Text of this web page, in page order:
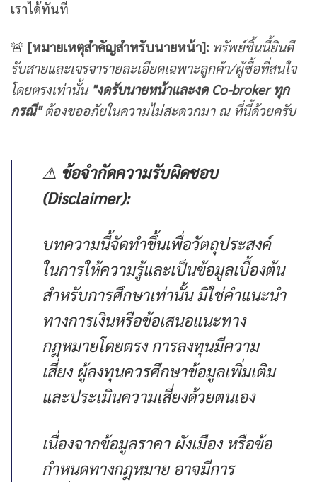
เราได้ทันที
🚨 [หมายเหตุสำคัญสำหรับนายหน้า]: ทรัพย์ชิ้นนี้ยินดี
รับสายและเจรจารายละเอียดเฉพาะลูกค้า/ผู้ซื้อที่สนใจ
โดยตรงเท่านั้น "งดรับนายหน้าและงด Co-brokerทุก
กรณี" ต้องขออภัยในความไม่สะดวกมา ณ ที่นี้ด้วยครับ
⚠️ ข้อจำกัดความรับผิดชอบ
(Disclaimer):
บทความนี้จัดทำขึ้นเพื่อวัตถุประสงค์
ในการให้ความรู้และเป็นข้อมูลเบื้องต้น
สำหรับการศึกษาเท่านั้น มิใช่คำแนะนำ
ทางการเงินหรือข้อเสนอแนะทาง
กฎหมายโดยตรง การลงทุนมีความ
เสี่ยง ผู้ลงทุนควรศึกษาข้อมูลเพิ่มเติม
และประเมินความเสี่ยงด้วยตนเอง
เนื่องจากข้อมูลราคา ผังเมือง หรือข้อ
กำหนดทางกฎหมาย อาจมีการ